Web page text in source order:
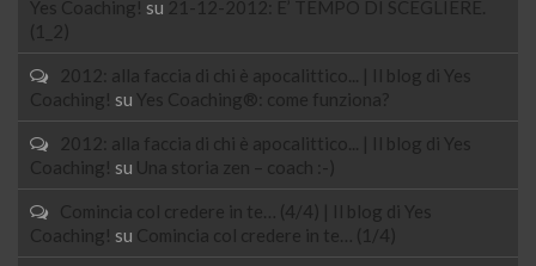
Yes Coaching! su 21-12-2012: E’ TEMPO DI SCEGLIERE.
(1_2)
2012: alla faccia di chi è apocalittico... | Il blog di Yes
Coaching! su Yes Coaching®: come funziona?
2012: alla faccia di chi è apocalittico... | Il blog di Yes
Coaching! su Una storia zen – coach :-)
Comincia col credere in te… (4/4) | Il blog di Yes
Coaching! su Comincia col credere in te… (1/4)